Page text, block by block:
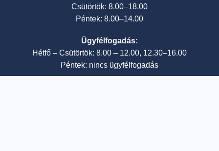
Csütörtök: 8.00–18.00
Péntek: 8.00–14.00
Ügyfélfogadás:
Hétfő – Csütörtök: 8.00 – 12.00, 12.30–16.00
Péntek: nincs ügyfélfogadás